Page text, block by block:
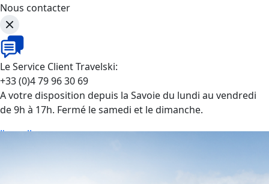
Nous contacter
Le Service Client Travelski:
+33 (0)4 79 96 30 69
A votre disposition depuis la Savoie du lundi au vendredi
de 9h à 17h. Fermé le samedi et le dimanche.
J'appelle